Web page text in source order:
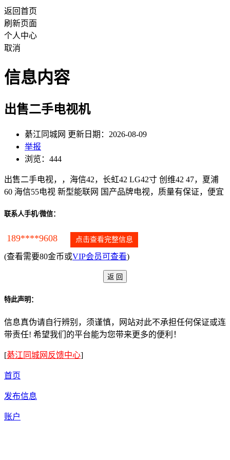
返回首页
刷新页面
个人中心
取消
信息内容
出售二手电视机
綦江同城网 更新日期：2026-08-09
举报
浏览：444
出售二手电视，，海信42，长虹42 LG42寸 创维42 47，夏浦
60 海信55电视 新型能联网 国产品牌电视，质量有保证，便宜
联系人手机/微信：
189****9608 点击查看完整信息
(查看需要80金币或VIP会员可查看)
特此声明：
信息真伪请自行辨别，须谨慎，网站对此不承担任何保证或连
带责任! 希望我们的平台能为您带来更多的便利！
[綦江同城网反馈中心]
首页
发布信息
账户